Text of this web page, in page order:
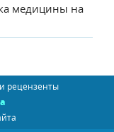
медицины на
рецензенты